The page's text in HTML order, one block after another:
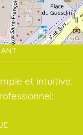
à distance. La
et intuitive.